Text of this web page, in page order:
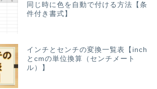
同じ時に色を自動で付ける方法【条
件付き書式】
インチとセンチの変換一覧表【inch
とcmの単位換算（センチメート
ル）】